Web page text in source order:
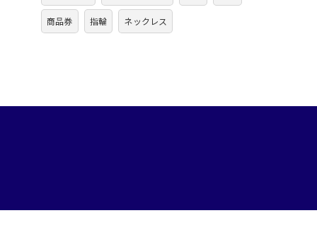
商品券 指輪 ネックレス